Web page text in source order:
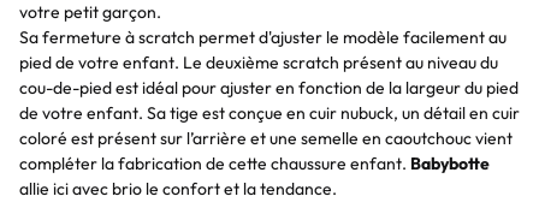
votre petit garçon.
Sa fermeture à scratch permet d'ajuster le modèle facilement au
pied de votre enfant. Le deuxième scratch présent au niveau du
cou-de-pied est idéal pour ajuster en fonction de la largeur du pied
de votre enfant. Sa tige est conçue en cuir nubuck, un détail en cuir
coloré est présent sur l’arrière et une semelle en caoutchouc vient
compléter la fabrication de cette chaussure enfant. Babybotte
allie ici avec brio le confort et la tendance.